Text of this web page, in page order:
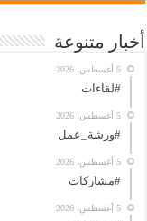
أخبار متنوعة
5 أغسطس، 2026
#لقاءات
5 أغسطس، 2026
#ورشة_عمل
5 أغسطس، 2026
#مشاركات
5 أغسطس، 2026